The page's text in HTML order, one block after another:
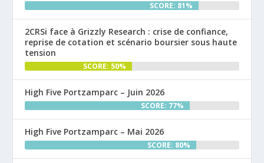
SCORE: 81%
2CRSi face à Grizzly Research : crise de confiance,
reprise de cotation et scénario boursier sous haute
tension
SCORE: 50%
High Five Portzamparc – Juin 2026
SCORE: 77%
High Five Portzamparc – Mai 2026
SCORE: 80%